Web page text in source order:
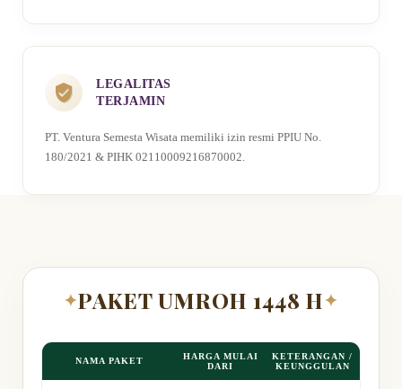
LEGALITAS
TERJAMIN
PT. Ventura Semesta Wisata memiliki izin resmi PPIU No.
180/2021 & PIHK 02110009216870002.
✦PAKET UMROH 1448 H✦
NAMA PAKET
HARGA MULAI
DARI
KETERANGAN /
KEUNGGULAN